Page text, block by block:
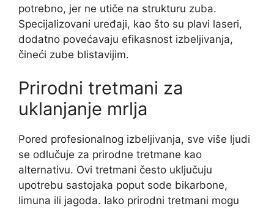
potrebno, jer ne utiče na strukturu zuba.
Specijalizovani uređaji, kao što su plavi laseri,
dodatno povećavaju efikasnost izbeljivanja,
čineći zube blistavijim.
Prirodni tretmani za
uklanjanje mrlja
Pored profesionalnog izbeljivanja, sve više ljudi
se odlučuje za prirodne tretmane kao
alternativu. Ovi tretmani često uključuju
upotrebu sastojaka poput sode bikarbone,
limuna ili jagoda. Iako prirodni tretmani mogu